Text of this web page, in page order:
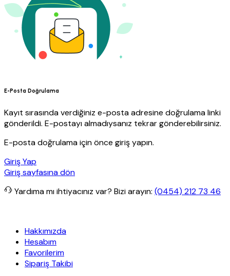
E-Posta Doğrulama
Kayıt sırasında verdiğiniz e-posta adresine doğrulama linki
gönderildi. E-postayı almadıysanız tekrar gönderebilirsiniz.
E-posta doğrulama için önce giriş yapın.
Giriş Yap
Giriş sayfasına dön
Yardıma mı ihtiyacınız var? Bizi arayın: (0454) 212 73 46
Hakkımızda
Hesabım
Favorilerim
Sipariş Takibi